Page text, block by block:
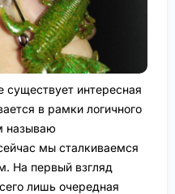
существует интересная
в рамки логичного
называю
мы сталкиваемся
На первый взгляд
лишь очередная